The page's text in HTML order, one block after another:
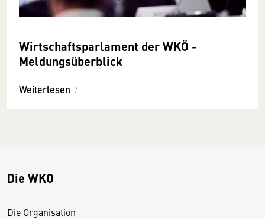
Wirtschaftsparlament der WKÖ -
Meldungsüberblick
Weiterlesen
Die WKO
Die Organisation